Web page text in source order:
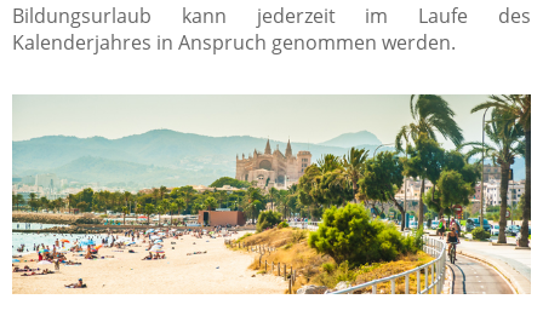
Bildungsurlaub kann jederzeit im Laufe des
Kalenderjahres in Anspruch genommen werden.